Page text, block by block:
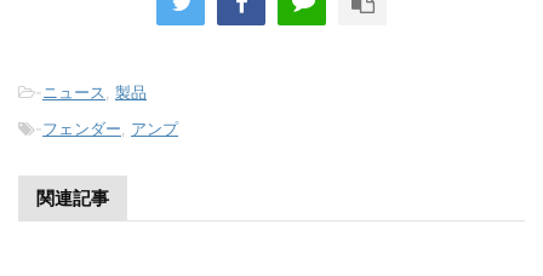
-ニュース, 製品
-フェンダー, アンプ
関連記事